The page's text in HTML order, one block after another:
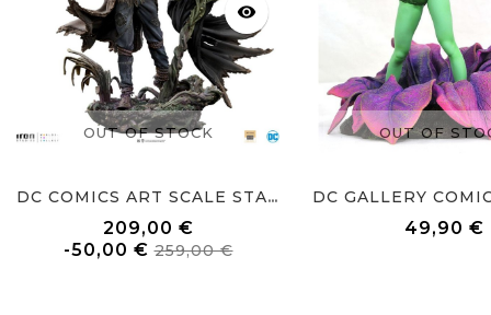
OUT OF STOCK
visibility
DC COMICS ART SCALE STATUE...
209,00 €
Prix
-50,00 € 259,00 €Prix
OUT OF
49,90 €